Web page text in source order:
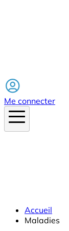
Me connecter
Accueil
Maladies